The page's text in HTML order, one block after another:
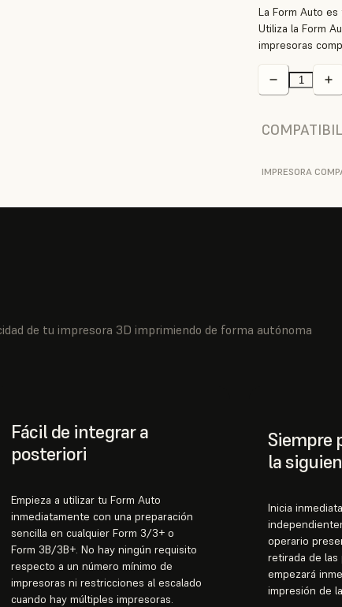
La Form Auto
Utiliza la Form
impresoras
IMPRESORA
de tu impresora 3D imprimiendo de forma autónoma
Fácil de integrar a
posteriori
Empieza a utilizar tu Form Auto
inmediatamente con una preparación
sencilla en cualquier Form 3/3+ o
Form 3B/3B+. No hay ningún requisito
respecto a un número mínimo de
impresoras ni restricciones al escalado
cuando hay múltiples impresoras.
Siempre
la
Inicia
operario
retirada de las
empezará
impresión de